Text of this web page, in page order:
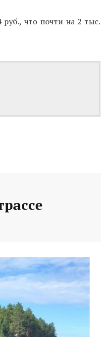
что почти на 2 тыс.